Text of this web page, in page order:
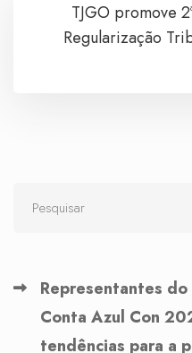
TJGO promove
Regularização
Representantes
Conta Azul Con
tendências para a